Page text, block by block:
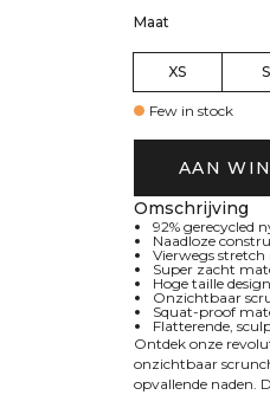
Maat
XS S
Few in stock
AAN
Omschrijving
92% gerecycled
Naadloze
Vierwegs
Super zacht
Hoge taille design
Onzichtbaar
Squat-proof
Flatterende,
Ontdek onze
onzichtbaar
opvallende naden.